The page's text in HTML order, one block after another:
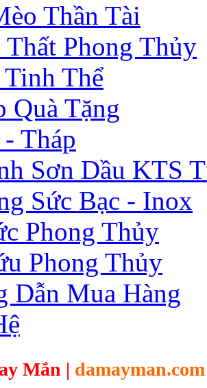
Thần Tài
Phong Thủy
Thể
Quà Tặng
Tháp
Sơn Dầu KTS
Sức Bạc - Inox
Phong Thủy
Phong Thủy
Dẫn Mua Hàng
Mắn | damayman.com